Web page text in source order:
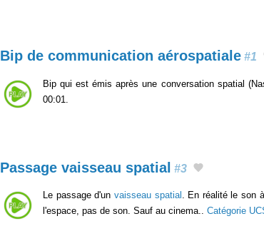
Bip de communication aérospatiale #1
Bip qui est émis après une conversation spatial
00:01.
Passage vaisseau spatial #3
Le passage d'un vaisseau spatial . En réalité le son
l'espace, pas de son. Sauf au cinema.. Catégorie